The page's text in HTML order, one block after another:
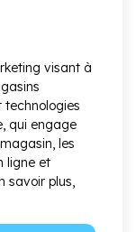
visant à
technologies
qui engage
les
ligne et
savoir plus,